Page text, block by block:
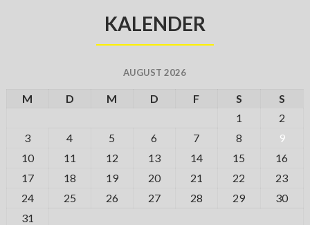
KALENDER
AUGUST 2026
M D M D F S
S
1
2
3
4 5 6 7 8
9
10
11 12 13 14 15
16
17
18 19 20 21 22
23
24
25 26 27 28 29
30
31